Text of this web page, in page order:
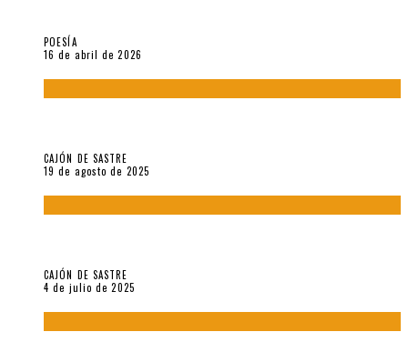
POESÍA
16 de abril de 2026
CAJÓN DE SASTRE
19 de agosto de 2025
CAJÓN DE SASTRE
4 de julio de 2025